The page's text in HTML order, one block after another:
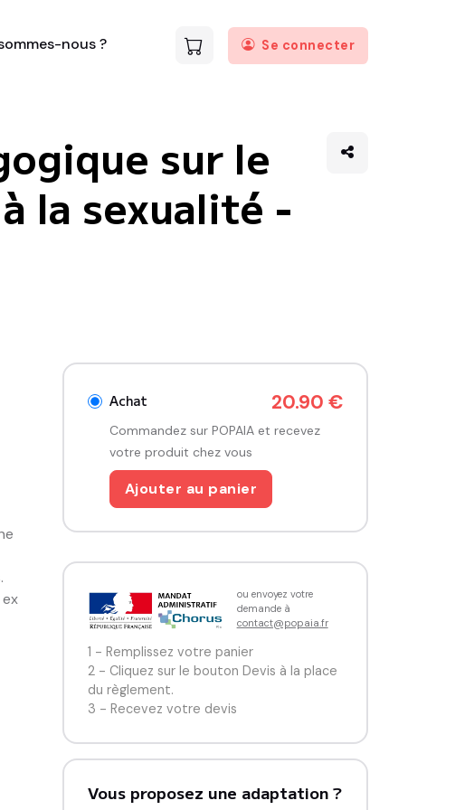
nous ? Se connecter
sur le
la sexualité -
Achat 20.90 €
Commandez sur POPAIA et recevez
votre produit chez vous
Ajouter au panier
ou envoyez votre
demande à
contact@popaia.fr
1 - Remplissez votre panier
2 - Cliquez sur le bouton Devis à la place
du règlement.
3 - Recevez votre devis
Vous proposez une adaptation ?